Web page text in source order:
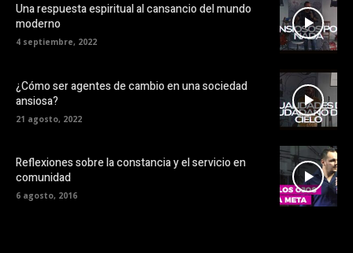
Una respuesta espiritual al cansancio del mundo
moderno
4 septiembre, 2022
¿Cómo ser agentes de cambio en una sociedad
ansiosa?
21 agosto, 2022
Reflexiones sobre la constancia y el servicio en
comunidad
6 agosto, 2016